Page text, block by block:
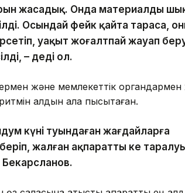
жасадық. Онда материалдың
Осындай фейк қайта тараса,
уақыт жоғалтпай жауап
– деді ол.
және мемлекеттік
алдын ала пысықтаған.
күні туындаған жағдайларға
жалған ақпараттың кең